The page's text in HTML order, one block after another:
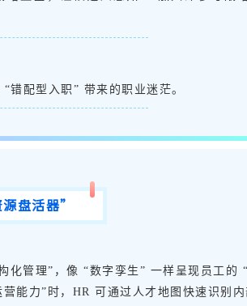
错配型入职” 带来的职业迷茫。
盘活器”
化管理”，像 “数字孪生” 一样呈现员工的
能力”时，HR 可通过人才地图快速识别